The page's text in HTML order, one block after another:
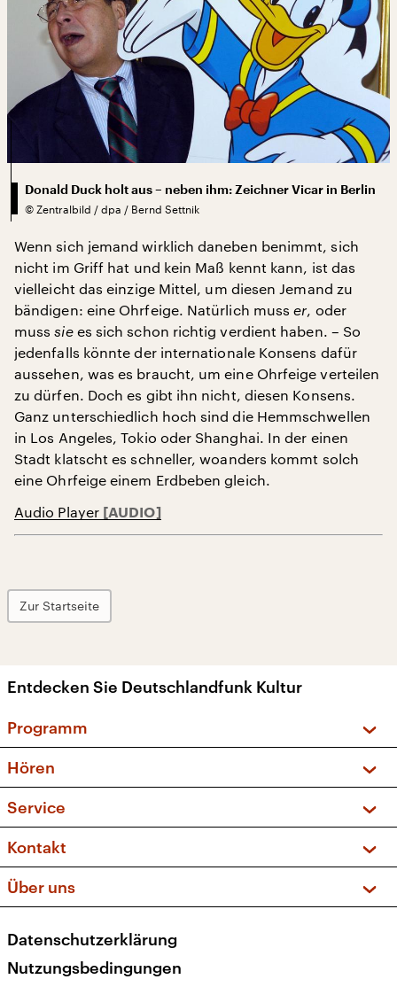
Donald Duck holt aus – neben ihm: Zeichner Vicar in Berlin
© Zentralbild / dpa / Bernd Settnik
Wenn sich jemand wirklich daneben benimmt, sich
nicht im Griff hat und kein Maß kennt kann, ist das
vielleicht das einzige Mittel, um diesen Jemand zu
bändigen: eine Ohrfeige. Natürlich musser , oder
musssiees sich schon richtig verdient haben. – So
jedenfalls könnte der internationale Konsens dafür
aussehen, was es braucht, um eine Ohrfeige verteilen
zu dürfen. Doch es gibt ihn nicht, diesen Konsens.
Ganz unterschiedlich hoch sind die Hemmschwellen
in Los Angeles, Tokio oder Shanghai. In der einen
Stadt klatscht es schneller, woanders kommt solch
eine Ohrfeige einem Erdbeben gleich.
Audio Player
Zur Startseite
Entdecken Sie Deutschlandfunk Kultur
Programm
Sendungen und Podcasts
Musikliste
Kakadu – Das Kinderprogramm
Hören
Frequenzen (UKW + DAB+)
Service
FAQ
Apps
Newsletter
Veranstaltungen
Kontakt
Social Media
Über uns
Presse
Karriere
Datenschutzerklärung
Nutzungsbedingungen